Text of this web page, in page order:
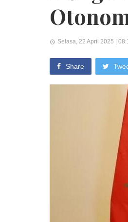
Selasa, 22 April 2025 |
Share